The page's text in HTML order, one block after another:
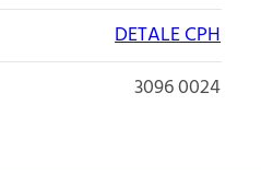
DETALE CPH
3096 0024